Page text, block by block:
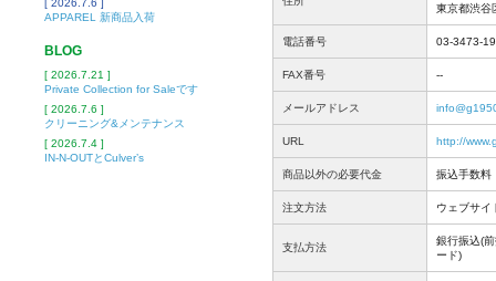
[ 2026.7.6 ]
APPAREL 新商品入荷
BLOG
[ 2026.7.21 ]
Private Collection for Saleです
[ 2026.7.6 ]
クリーニング&メンテナンス
[ 2026.7.4 ]
IN-N-OUTとCulver’s
東京都渋谷
電話番号 03-3473-
FAX番号 --
メールアドレス
URL http://
商品以外の必要代金 振込手数料
注文方法 ウェブサイ
支払方法
銀行振込(
ード)